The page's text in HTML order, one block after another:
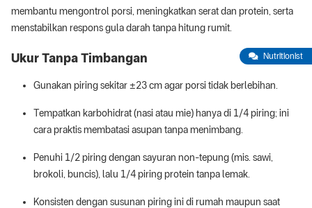
membantu mengontrol porsi, meningkatkan serat dan protein, serta
menstabilkan respons gula darah tanpa hitung rumit.
Ukur Tanpa Timbangan
Gunakan piring sekitar ±23 cm agar porsi tidak berlebihan.
Tempatkan karbohidrat (nasi atau mie) hanya di 1/4 piring; ini
cara praktis membatasi asupan tanpa menimbang.
Penuhi 1/2 piring dengan sayuran non-tepung (mis. sawi,
brokoli, buncis), lalu 1/4 piring protein tanpa lemak.
Konsisten dengan susunan piring ini di rumah maupun saat
Nutritionist